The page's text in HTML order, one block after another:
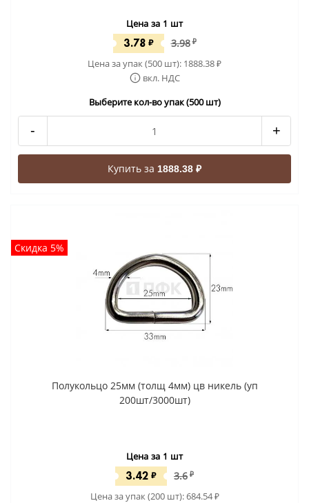
Цена за 1 шт
3.78 ₽ 3.98 ₽
Цена за упак (500 шт): 1888.38₽
вкл. НДС
Выберите кол-во упак (500 шт)
- +
Купить за 1888.38 ₽
Скидка 5%
Полукольцо 25мм (толщ 4мм) цв никель (уп
200шт/3000шт)
Цена за 1 шт
3.42 ₽ 3.6 ₽
Цена за упак (200 шт):684.54₽